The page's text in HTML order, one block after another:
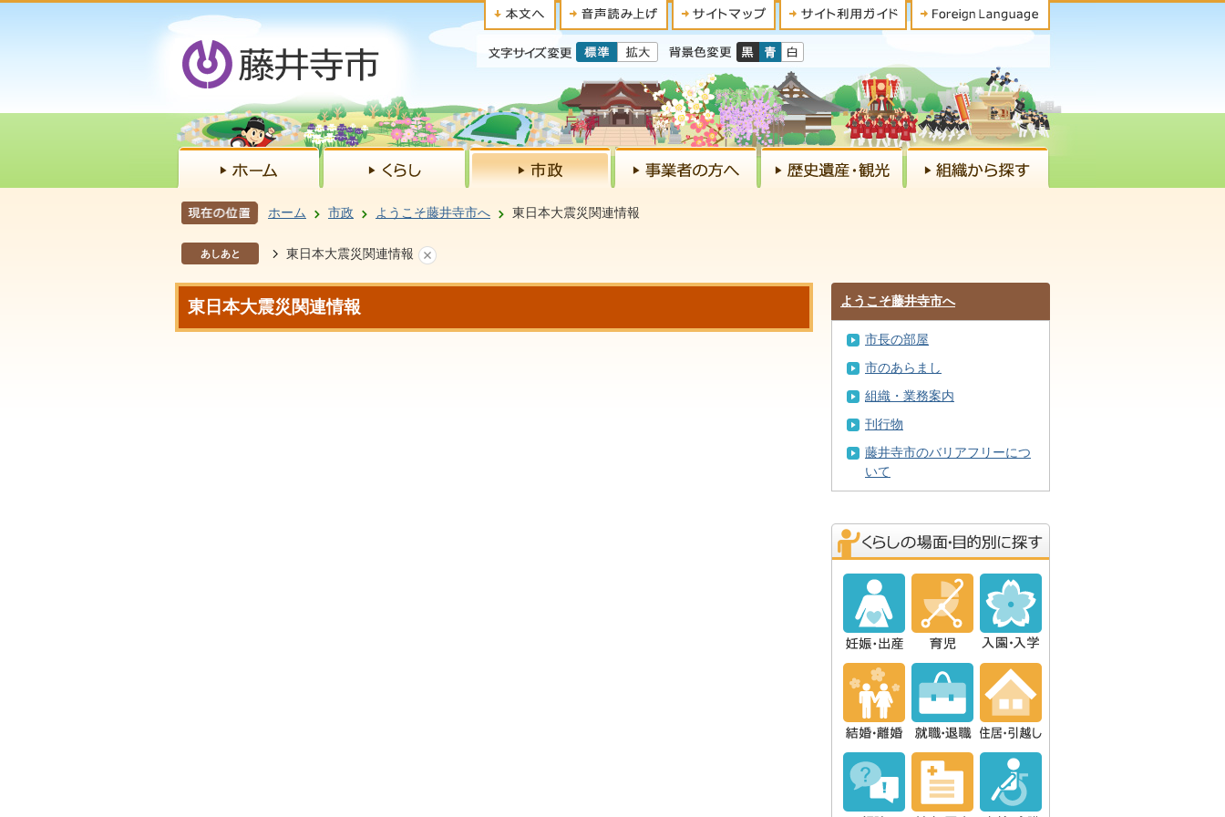
ホーム 市政 ようこそ藤井寺市へ 東日本大震災関連情報
あしあと 東日本大震災関連情報
東日本大震災関連情報 ようこそ藤井寺市へ
市長の部屋
市のあらまし
組織・業務案内
刊行物
藤井寺市のバリアフリーにつ
いて